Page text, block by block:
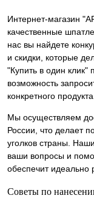
Интернет-магазин
качественные
нас вы найдете
и скидки, которые
"Купить в один клик"
возможность
конкретного продукта.
Мы осуществляем
России, что делает
уголков страны.
ваши вопросы и
обеспечит идеально
Советы по